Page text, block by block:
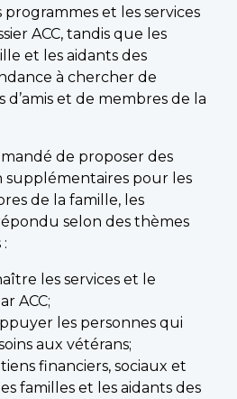
programmes et les services
ACC, tandis que les
et les aidants des
à chercher de
d’amis et de membres de la
de proposer des
supplémentaires pour les
de la famille, les
selon des thèmes
les services et le
ACC;
les personnes qui
aux vétérans;
financiers, sociaux et
familles et les aidants des